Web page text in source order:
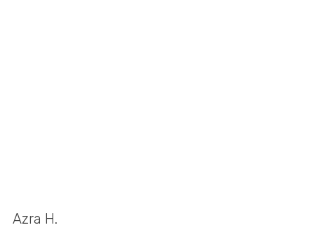
Azra H.